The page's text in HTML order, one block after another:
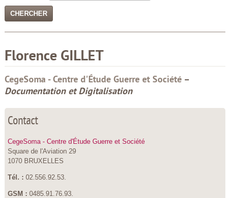
Florence GILLET
CegeSoma - Centre d'Étude Guerre et Société–
Documentation et Digitalisation
Contact
CegeSoma - Centre d'Étude Guerre et Société
Square de l'Aviation 29
1070 BRUXELLES
Tél. : 02.556.92.53.
GSM : 0485.91.76.93.